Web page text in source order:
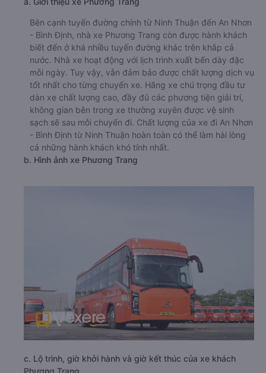
🚌 3. Xe Phương Trang khởi hành tại undefined (Bến
xe Miền Tây)
a. Giới thiệu xe Phương Trang
Bên cạnh tuyến đường chính từ Ninh Thuận đến An Nhơn
- Bình Định, nhà xe Phương Trang còn được hành khách
biết đến ở khá nhiều tuyến đường khác trên khắp cả
nước. Nhà xe hoạt động với lịch trình xuất bến dày đặc
mỗi ngày. Tuy vậy, vẫn đảm bảo được chất lượng dịch vụ
tốt nhất cho từng chuyến xe. Hãng xe chú trọng đầu tư
dàn xe chất lượng cao, đầy đủ các phương tiện giải trí,
không gian bên trong xe thường xuyên được vệ sinh
sạch sẽ sau mỗi chuyến đi. Chất lượng của xe đi An Nhơn